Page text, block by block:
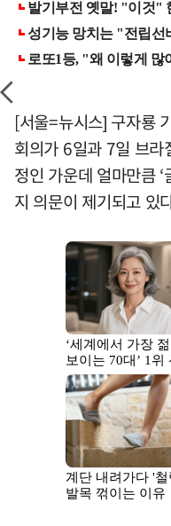
[서울=뉴시스] 구자룡
회의가 6일과 7일 브라
정인 가운데 얼마만큼
지 의문이 제기되고 있